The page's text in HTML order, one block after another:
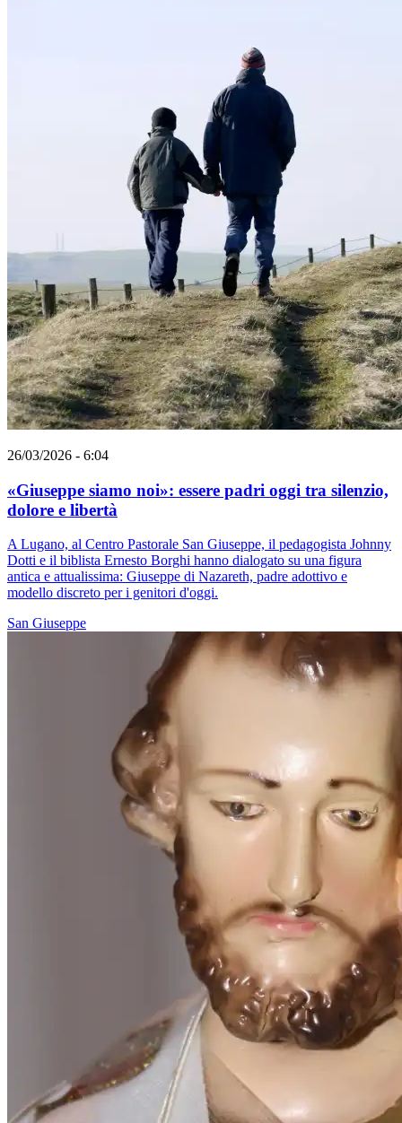
26/03/2026 - 6:04
«Giuseppe siamo noi»: essere padri oggi tra silenzio,
dolore e libertà
A Lugano, al Centro Pastorale San Giuseppe, il pedagogista Johnny
Dotti e il biblista Ernesto Borghi hanno dialogato su una figura
antica e attualissima: Giuseppe di Nazareth, padre adottivo e
modello discreto per i genitori d'oggi.
San Giuseppe